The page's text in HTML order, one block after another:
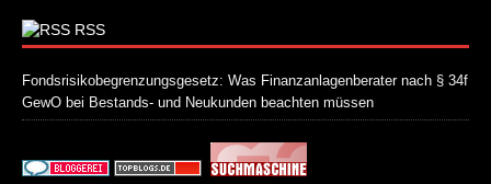
RSS
Fondsrisikobegrenzungsgesetz: Was Finanzanlagenberater nach § 34f
GewO bei Bestands- und Neukunden beachten müssen